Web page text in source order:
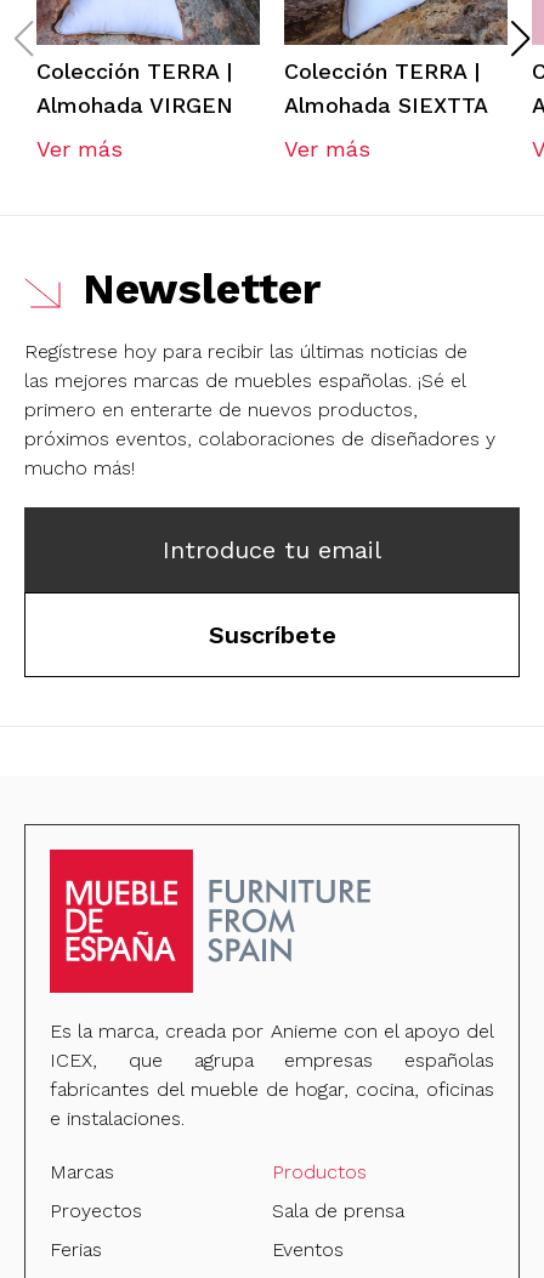
Colección TERRA |
Almohada VIRGEN
Ver más
Colección TERRA |
Almohada SIEXTTA
Ver más
Newsletter
Regístrese hoy para recibir las últimas noticias de
las mejores marcas de muebles españolas. ¡Sé el
primero en enterarte de nuevos productos,
próximos eventos, colaboraciones de diseñadores y
mucho más!
Introduce tu email
Suscríbete
Es la marca, creada por Anieme con el apoyo del
ICEX, que agrupa empresas españolas
fabricantes del mueble de hogar, cocina, oficinas
e instalaciones.
Marcas
Productos
Proyectos
Sala de prensa
Ferias
Eventos